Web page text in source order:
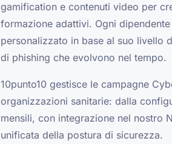
gamification e contenuti video per
formazione adattivi. Ogni
personalizzato in base al suo livello
di phishing che evolvono nel tempo.
10punto10 gestisce le campagne
organizzazioni sanitarie: dalla
mensili, con integrazione nel nostro
unificata della postura di sicurezza.